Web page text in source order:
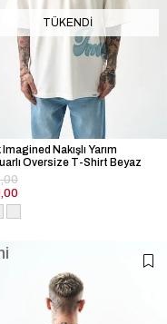
TÜKENDI
Imagined Nakışlı Yarım
Oversize T-Shirt Beyaz